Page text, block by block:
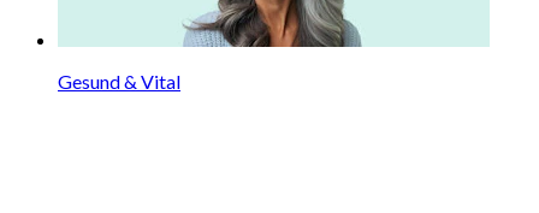
Gesund & Vital